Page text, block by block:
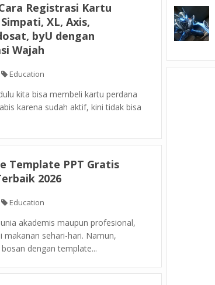
Registrasi Kartu
XL, Axis,
byU dengan
Wajah
Education
kita bisa membeli kartu perdana
karena sudah aktif, kini tidak bisa
Template PPT Gratis
2026
Education
akademis maupun profesional,
makanan sehari-hari. Namun,
dengan template...